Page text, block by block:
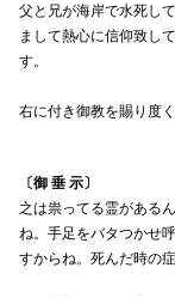
父と兄が海岸で水死し
まして熱心に信仰致し
す。
右に付き御教を賜り度
〔御 垂 示〕
之は祟ってる霊がある
ね。手足をバタつかせ
すからね。死んだ時の